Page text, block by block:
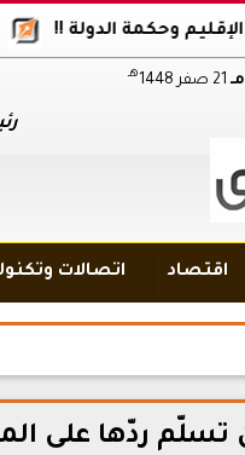
وحكمة الدولة !!
هـ
اقتصاد اتصالات
تسلّم ردّها على